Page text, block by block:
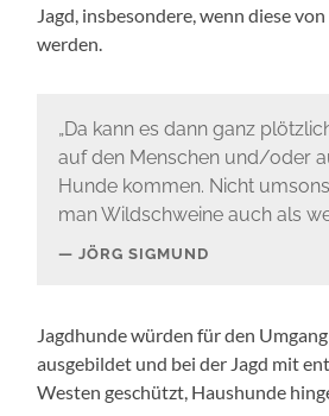
Jagd, insbesondere, wenn diese
werden.
„Da kann es dann ganz
auf den Menschen und/oder
Hunde kommen. Nicht
man Wildschweine auch als
JÖRG SIGMUND
Jagdhunde würden für den
ausgebildet und bei der Jagd mit
Westen geschützt, Haushunde